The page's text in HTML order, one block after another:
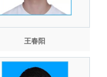
王春阳